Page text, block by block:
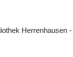
Herrenhausen